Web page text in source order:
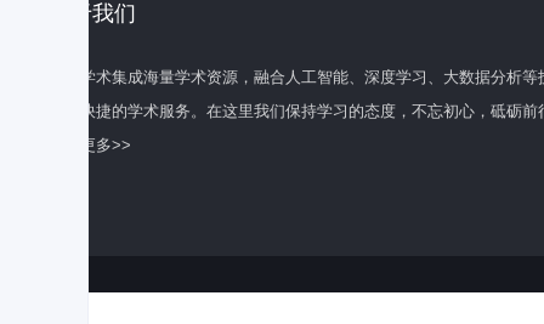
关于我们
百度学术集成海量学术资源，融合人工智能、深度学习、大数据分析
全面快捷的学术服务。在这里我们保持学习的态度，不忘初心，砥砺前
了解更多>>